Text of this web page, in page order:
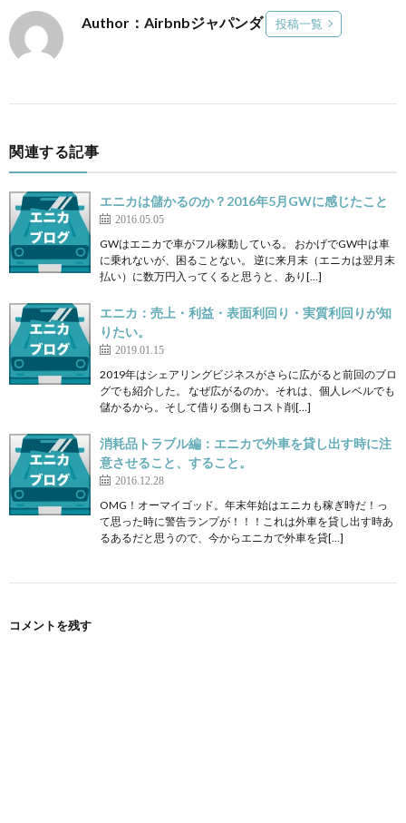
Author：Airbnbジャパンダ 投稿一覧
関連する記事
エニカは儲かるのか？2016年5月GWに感じたこと
2016.05.05
GWはエニカで車がフル稼動している。 おかげでGW中は車
に乗れないが、困ることない。 逆に来月末（エニカは翌月末
払い）に数万円入ってくると思うと、あり[…]
エニカ：売上・利益・表面利回り・実質利回りが知
りたい。
2019.01.15
2019年はシェアリングビジネスがさらに広がると前回のブロ
グでも紹介した。 なぜ広がるのか。それは、個人レベルでも
儲かるから。そして借りる側もコスト削[…]
消耗品トラブル編：エニカで外車を貸し出す時に注
意させること、すること。
2016.12.28
OMG！オーマイゴッド。年末年始はエニカも稼ぎ時だ！っ
て思った時に警告ランプが！！！これは外車を貸し出す時あ
るあるだと思うので、今からエニカで外車を貸[…]
コメントを残す